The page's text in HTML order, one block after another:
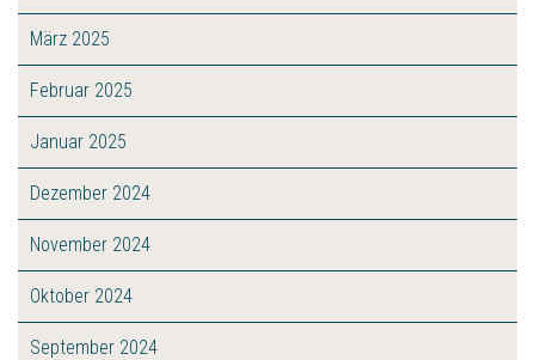
März 2025
Februar 2025
Januar 2025
Dezember 2024
November 2024
Oktober 2024
September 2024